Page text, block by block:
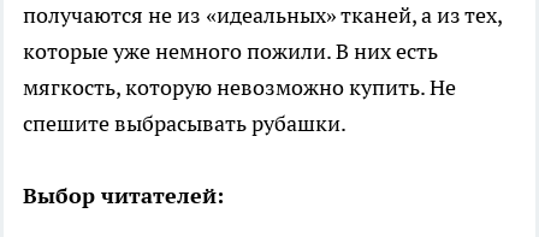
получаются не из «идеальных» тканей, а из тех,
которые уже немного пожили. В них есть
мягкость, которую невозможно купить. Не
спешите выбрасывать рубашки.
Выбор читателей: